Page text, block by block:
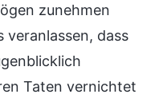
zunehmen
veranlassen, dass
Taten vernichtet